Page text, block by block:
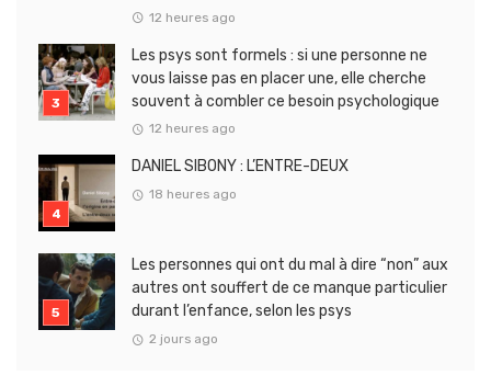
12 heures ago
Les psys sont formels : si une personne ne
vous laisse pas en placer une, elle cherche
souvent à combler ce besoin psychologique
12 heures ago
DANIEL SIBONY : L’ENTRE-DEUX
18 heures ago
Les personnes qui ont du mal à dire “non” aux
autres ont souffert de ce manque particulier
durant l’enfance, selon les psys
2 jours ago